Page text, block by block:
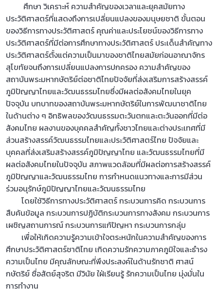
ศึกษา วิเคราะห์ ความสำคัญของเวลาและยุคสมัยทาง
ประวัติศาสตร์ที่แสดงถึงการเปลี่ยนแปลงของมนุษยชาติ ขั้นตอน
ของวิธีการทางประวัติศาสตร์ คุณค่าและประโยชน์ของวิธีการทาง
ประวัติศาสตร์ที่มีต่อการศึกษาทางประวัติศาสตร์ ประเด็นสำคัญทาง
ประวัติศาสตร์ตั้งแต่ความเป็นมาของชาติไทยสมัยก่อนอาณาจักร
สุโขทัยจนถึงการเปลี่ยนแปลงการปกครอง ความสำคัญของ
สถาบันพระมหากษัตริย์ต่อชาติไทยปัจจัยที่ส่งเสริมการสร้างสรรค์
ภูมิปัญญาไทยและวัฒนธรรมไทยซึ่งมีผลต่อสังคมไทยในยุค
ปัจจุบัน บทบาทของสถาบันพระมหากษัตริย์ในการพัฒนาชาติไทย
ในด้านต่าง ๆ อิทธิพลของวัฒนธรรมตะวันตกและตะวันออกที่มีต่อ
สังคมไทย ผลงานของบุคคลสำคัญทั้งชาวไทยและต่างประเทศที่มี
ส่วนสร้างสรรค์วัฒนธรรมไทยและประวัติศาสตร์ไทย ปัจจัยและ
บุคคลที่ส่งเสริมสร้างสรรค์ภูมิปัญญาไทย และวัฒนธรรมไทยที่มี
ผลต่อสังคมไทยในปัจจุบัน สภาพแวดล้อมที่มีผลต่อการสร้างสรรค์
ภูมิปัญญาและวัฒนธรรมไทย การกำหนดแนวทางและการมีส่วน
ร่วมอนุรักษ์ภูมิปัญญาไทยและวัฒนธรรมไทย
โดยใช้วิธีการทางประวัติศาสตร์ กระบวนการคิด กระบวนการ
สืบค้นข้อมูล กระบวนการปฏิบัติกระบวนการทางสังคม กระบวนการ
เผชิญสถานการณ์ กระบวนการแก้ปัญหา กระบวนการกลุ่ม
เพื่อให้เกิดความรู้ความเข้าใจตระหนักในความสำคัญของการ
ศึกษาประวัติศาสตร์ชาติไทย เกิดความรักความภาคภูมิใจและธำรง
ความเป็นไทย มีคุณลักษณะที่พึงประสงค์ในด้านรักชาติ ศาสน์
กษัตริย์ ซื่อสัตย์สุจริต มีวินัย ใฝ่เรียนรู้ รักความเป็นไทย มุ่งมั่นใน
การทำงาน